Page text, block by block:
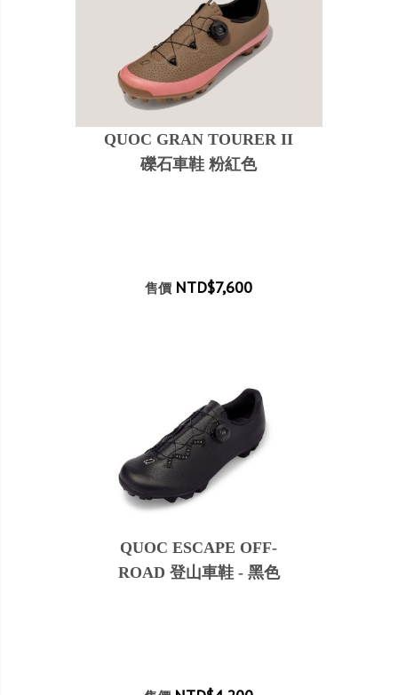
QUOC GRAN TOURER II
礫石車鞋 粉紅色
售價 NTD$7,600
QUOC ESCAPE OFF-
ROAD 登山車鞋 - 黑色